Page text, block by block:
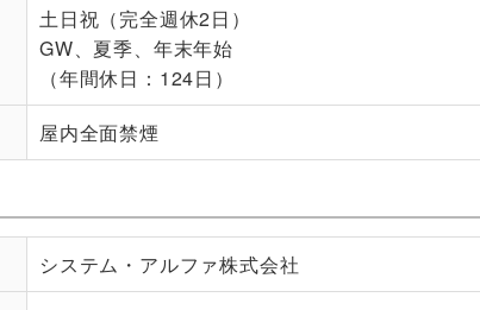
土日祝（完全週休2日）
GW、夏季、年末年始
（年間休日：124日）
屋内全面禁煙
システム・アルファ株式会社